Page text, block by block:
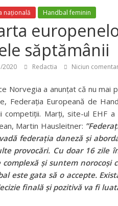
națională Handbal feminin
săptămânii
2020 Redactia Niciun
Norvegia a anunțat că nu
Federația Europeană de
competiții. Marți, site-ul EHF
Martin Hausleitner:
federația daneză și
provocări. Cu doar 16 zile
complexă și suntem norocoși
este gata să o accepte.
finală și pozitivă va fi